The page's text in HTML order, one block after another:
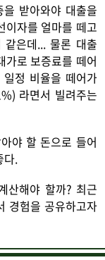
받아와야 대출을
이자를 얼마를 떼고
같은데... 물론 대출
가로 보증료를 떼어
정 비율을 떼어가
라면서 빌려주는
야 할 돈으로 들어
다.
산해야 할까? 최근
경험을 공유하고자